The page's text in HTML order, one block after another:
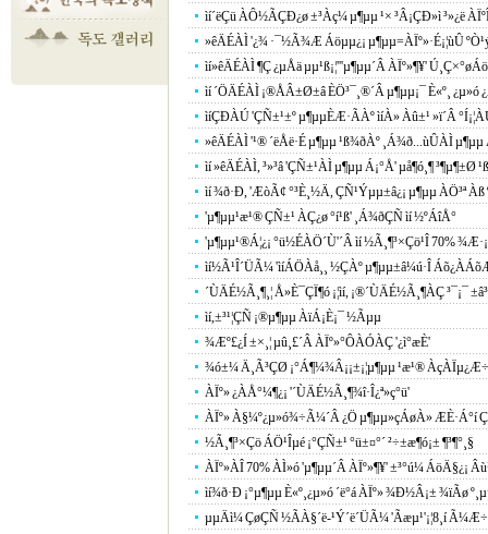
ìí´ëÇü ÀÔ½ÃÇÐ¿ø ±³Àç¼­ µ¶µµ ¹× ³­Â¡ÇÐ»ì ³»¿ë ÀÏºÎ
»êÄÉÀÌ '¿¾ ·¯½Ã¾Æ Áöµµ¿¡ µ¶µµ=ÀÏº»·É¡¦ùÛ
ìí»êÄÉÀÌ ¶Ç ¿µÅä µµ¹ß¡¦'''µ¶µµ´Â ÀÏº»¶¥'
ìí ´ÖÄÉÀÌ ¡®ÅÂ±Ø±â ÈÖ³¯¸®´Â µ¶µµ¡¯ È«º¸ ¿µ»ó
ìíÇÐÀÚ 'ÇÑ±¹±º µ¶µµÈÆ·ÃÀº ìíÀ» Àû±¹ »ï´Â
»êÄÉÀÌ '¹® ´ëÅë·É µ¶µµ ¹ß¾ðÀº ¸Á¾ð...ùÛÀÌ µ¶µµ
ìí »êÄÉÀÌ, ³»³â 'ÇÑ±¹ÀÌ µ¶µµ Á¡°Å' µå¶ó¸¶ ³¶µ¶±Ø
ìí ¾ð·Ð, 'ÆòÃ¢ °³È¸½Ä, ÇÑ¹Ýµµ±â¿¡ µ¶µµ ÀÖ³ª Àß
'µ¶µµ¹æ¹® ÇÑ±¹ ÀÇ¿ø °í¹ß' ¸Á¾ðÇÑ ìí ½ºÁîÅ°
'µ¶µµ¹®Á¦¿¡ °ü½ÉÀÖ´Ù'´Â ìí ½Ã¸¶³×Çö¹Î 70%
ìí½Ã¹Î´ÜÃ¼ 'ìíÁÖÀå¸¸ ½ÇÀº µ¶µµ±â¼ú·Î
´ÙÄÉ½Ã¸¶¸¦ Å»È¯ÇÏ¶ó ¡¦ìí, ¡®´ÙÄÉ½Ã¸¶ÀÇ ³¯¡¯
ìí,±³¹¦ÇÑ ¡®µ¶µµ ÀïÁ¡È­¡¯ ½Ãµµ
¾Æº£¿Í ±×¸¦ µû¸£´Â ÀÏº»°ÔÀÓÀÇ '¿ì°æÈ­'
¾ó±¼ Ä¸Ã³ÇØ ¡°Á¶¼¾Â¡¡±¡¦µ¶µµ ¹æ¹® ÀçÀÏµ¿Æ÷
ÀÏº» ¿ÀÅ°¼¶¿¡ '´ÙÄÉ½Ã¸¶¾î·Î¿ª»ç°ü'
ÀÏº» À§¼º¿µ»ó¾÷Ã¼´Â ¿Ö µ¶µµ»çÁøÀ» ÆÈ·Á°í
½Ã¸¶³×Çö ÁÖ¹Îµé ¡°ÇÑ±¹ °ü±¤°´ ²÷±æ¶ó¡± ¶³¶°¸§
ÀÏº»ÀÎ 70% ÀÌ»ó 'µ¶µµ´Â ÀÏº»¶¥' ±³°ú¼­ ÁöÄ§¿¡
ìí¾ð·Ð ¡°µ¶µµ È«º¸¿µ»ó ´ë°á ÀÏº» ¾Ð½Â¡± ¾ïÃø
µµÄì¼­ ÇøÇÑ ½ÃÀ§´ë-¹Ý´ë´ÜÃ¼ 'Ãæµ¹'¡¦8¸í Ã¼Æ÷